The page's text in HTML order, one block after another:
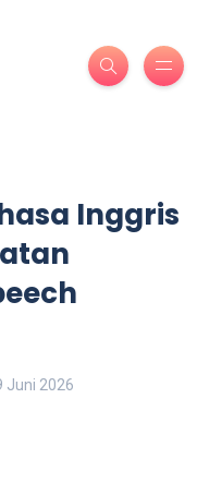
Inggris
Juni 2026